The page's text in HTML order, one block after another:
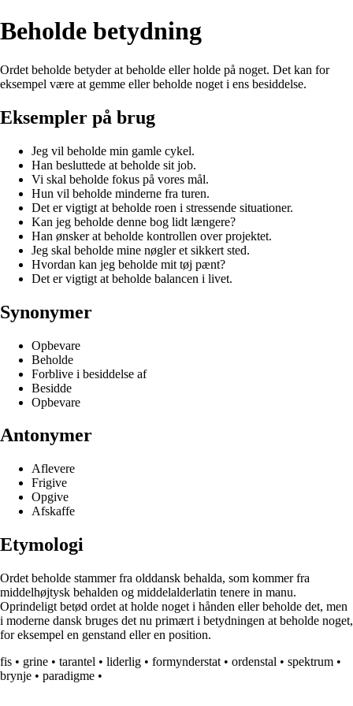
Beholde betydning
Ordet beholde betyder at beholde eller holde på noget. Det kan for
eksempel være at gemme eller beholde noget i ens besiddelse.
Eksempler på brug
Jeg vil beholde min gamle cykel.
Han besluttede at beholde sit job.
Vi skal beholde fokus på vores mål.
Hun vil beholde minderne fra turen.
Det er vigtigt at beholde roen i stressende situationer.
Kan jeg beholde denne bog lidt længere?
Han ønsker at beholde kontrollen over projektet.
Jeg skal beholde mine nøgler et sikkert sted.
Hvordan kan jeg beholde mit tøj pænt?
Det er vigtigt at beholde balancen i livet.
Synonymer
Opbevare
Beholde
Forblive i besiddelse af
Besidde
Opbevare
Antonymer
Aflevere
Frigive
Opgive
Afskaffe
Etymologi
Ordet beholde stammer fra olddansk behalda, som kommer fra
middelhøjtysk behalden og middelalderlatin tenere in manu.
Oprindeligt betød ordet at holde noget i hånden eller beholde det, men
i moderne dansk bruges det nu primært i betydningen at beholde noget,
for eksempel en genstand eller en position.
fis • grine • tarantel • liderlig • formynderstat • ordenstal • spektrum •
brynje • paradigme •